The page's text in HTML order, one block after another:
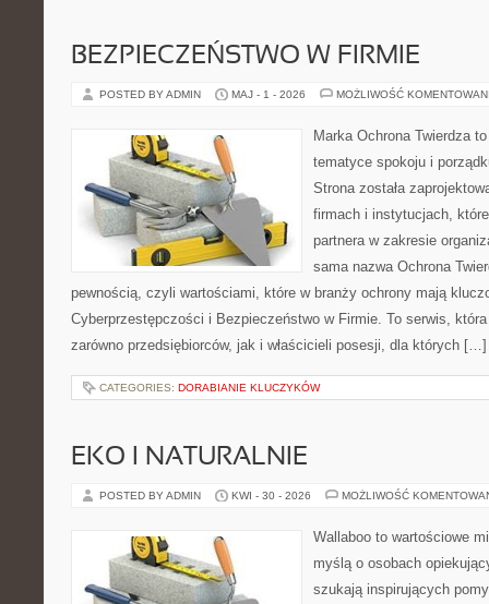
BEZPIECZEŃSTWO W FIRMIE
POSTED BY ADMIN MAJ - 1 - 2026 MOŻLIWOŚĆ
Marka Ochrona Twierdza
tematyce spokoju i
Strona została
firmach i instytucjach,
partnera w zakresie
sama nazwa Ochrona
pewnością, czyli wartościami, które w branży ochrony mają
Cyberprzestępczości i Bezpieczeństwo w Firmie. To serwis,
zarówno przedsiębiorców, jak i właścicieli posesji, dla których […]
CATEGORIES: DORABIANIE KLUCZYKÓW
EKO I NATURALNIE
POSTED BY ADMIN KWI - 30 - 2026 MOŻLIWOŚĆ
Wallaboo to wartościowe
myślą o osobach
szukają inspirujących